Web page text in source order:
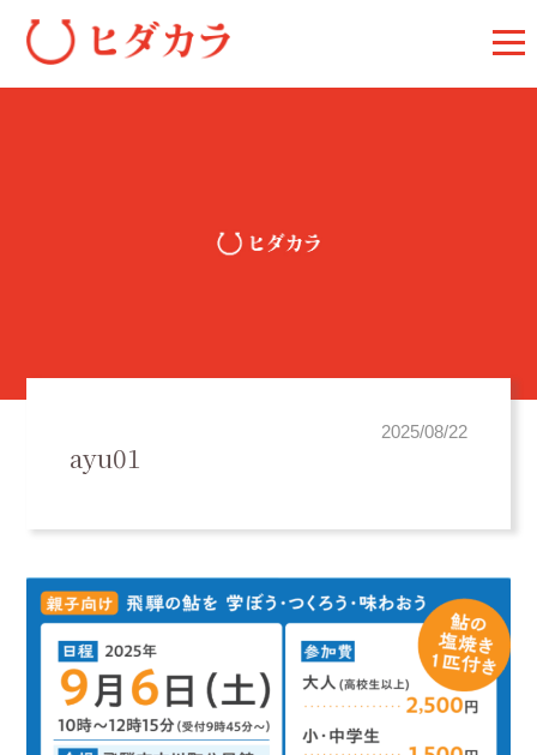
2025/08/22
ayu01